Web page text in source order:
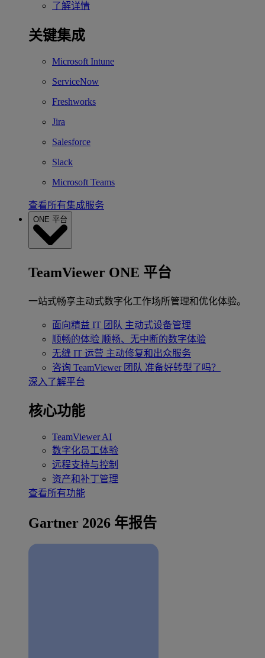
了解详情
关键集成
Microsoft Intune
ServiceNow
Freshworks
Jira
Salesforce
Slack
Microsoft Teams
查看所有集成服务
ONE 平台
TeamViewer ONE 平台
一站式畅享主动式数字化工作场所管理和优化体验。
面向精益 IT 团队 主动式设备管理
顺畅的体验 顺畅、无中断的数字体验
无缝 IT 运营 主动修复和出众服务
咨询 TeamViewer 团队 准备好转型了吗？
深入了解平台
核心功能
TeamViewer AI
数字化员工体验
远程支持与控制
资产和补丁管理
查看所有功能
Gartner 2026 年报告